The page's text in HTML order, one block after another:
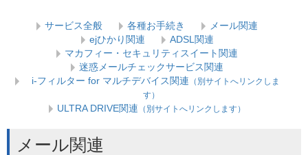
サービス全般 各種お手続き
メール関連
ejひかり関連
ADSL関連
マカフィー・セキュリティスイート関連
迷惑メールチェックサービス関連
i-フィルター for マルチデバイス関連 （別サイトへリンクしま
す）
ULTRA DRIVE関連 （別サイトへリンクします）
メール関連